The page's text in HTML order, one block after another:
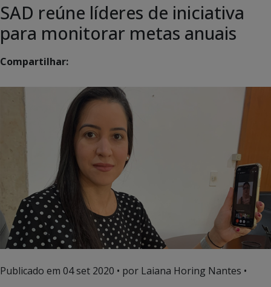
SAD reúne líderes de iniciativa
para monitorar metas anuais
Compartilhar:
Publicado em 04 set 2020 • por Laiana Horing Nantes •